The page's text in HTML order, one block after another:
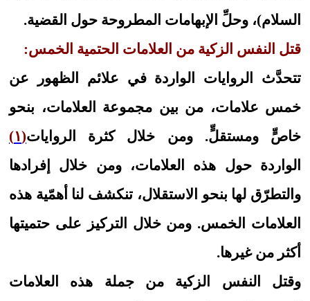
السلام)، وحلِّ الإبهامات المطروحة حول القضية.
قتل النفس الزكية من العلامات الحتمية الخمس:
تتحدَّث الروايات الواردة في علائم الظهور عن
خمس علامات، من بين مجموعة العلامات، بنحو
خاصٍّ ومستقلٍّ. ومن خلال كثرة الروايات(١)
الواردة حول هذه العلامات، ومن خلال إفرادها
والتطرّق لها بنحو الاستقلال، تنكشف لنا أهمّية هذه
العلامات الخمس. ومن خلال التركيز على حتميتها
أكثر من غيرها.
وقتل النفس الزكية من جملة هذه العلامات